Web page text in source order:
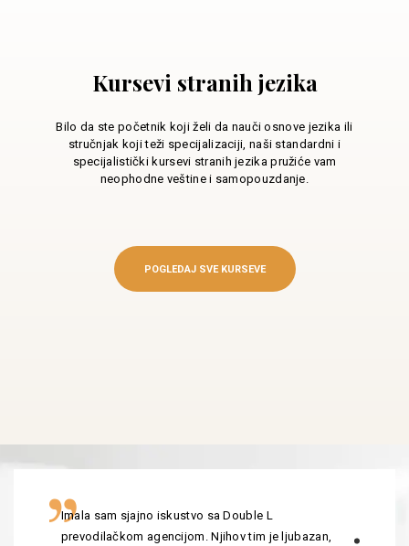
Kursevi stranih jezika
Bilo da ste početnik koji želi da nauči osnove jezika ili
stručnjak koji teži specijalizaciji, naši standardni i
specijalistički kursevi stranih jezika pružiće vam
neophodne veštine i samopouzdanje.
POGLEDAJ SVE KURSEVE
Imala sam sjajno iskustvo sa Double L
prevodilačkom agencijom. Njihov tim je ljubazan,